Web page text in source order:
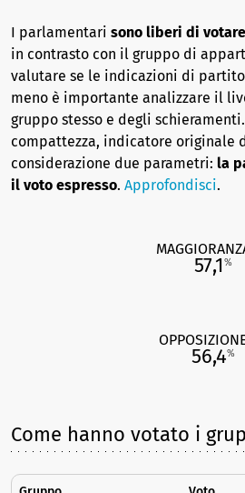
I parlamentari sono liberi di
in contrasto con il gruppo di
valutare se le indicazioni di
meno è importante analizzare il
gruppo stesso e degli
compattezza, indicatore originale
considerazione due parametri: la
il voto espresso. Approfondisci.
57,1%
56,4%
Come hanno votato i